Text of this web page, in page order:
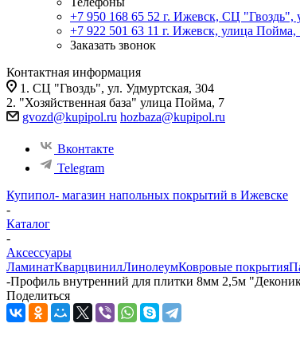
+7 950 168 65 52 г. Ижевск, СЦ "Гвоздь",
+7 922 501 63 11 г. Ижевск, улица Пойма,
Заказать звонок
Контактная информация
1. СЦ "Гвоздь", ул. Удмуртская, 304
2. "Хозяйственная база" улица Пойма, 7
gvozd@kupipol.ru hozbaza@kupipol.ru
Вконтакте
Telegram
Купипол- магазин напольных покрытий в Ижевске
-
Каталог
-
Аксессуары
ЛаминатКварцвинилЛинолеумКовровые покрытия
-Профиль внутренний для плитки 8мм 2,5м
Поделиться